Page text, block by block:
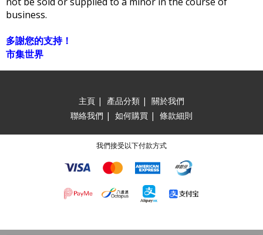
business.
多謝您的支持！
市集世界
主頁 | 產品分類 | 關於我們
聯絡我們 | 如何購買 | 條款細則
我們接受以下付款方式